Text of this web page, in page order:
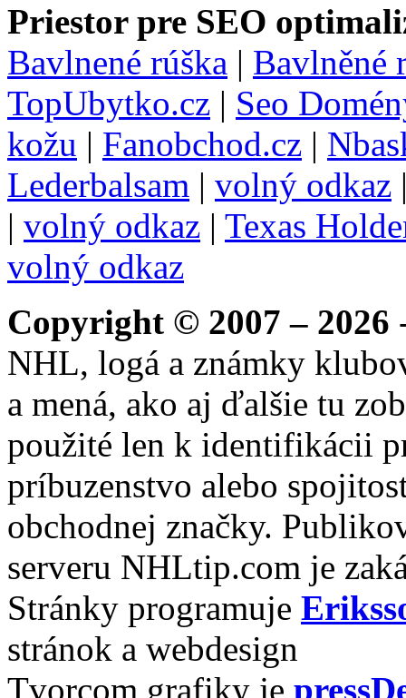
Priestor pre SEO
Bavlnené rúška | Bavlněné
TopUbytko.cz | Seo
kožu | Fanobchod.cz |
Lederbalsam | volný odkaz
| volný odkaz | Texas
volný odkaz
Copyright © 2007 – 2026
NHL, logá a známky
a mená, ako aj ďalšie tu
použité len k identifikácii
príbuzenstvo alebo
obchodnej značky.
serveru NHLtip.com je
Stránky programuje
stránok a webdesign
Tvorcom grafiky je